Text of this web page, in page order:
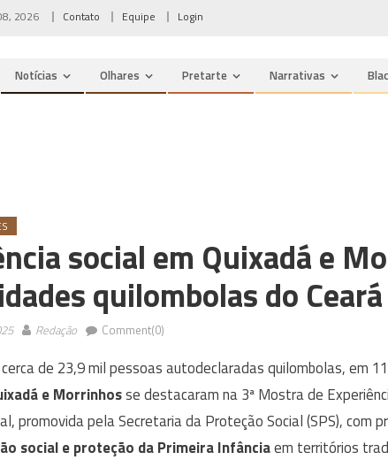
2026 Contato Equipe Login
Notícias Olhares Pretarte Narrativas
social em Quixadá e
quilombolas do Ceará
Redação Comment(0)
de 23,9 mil pessoas autodeclaradas quilombolas, em
e Morrinhosse destacaram na 3ª Mostra de
promovida pela Secretaria da Proteção Social (SPS), com
social e proteção da Primeira Infânciaem territórios